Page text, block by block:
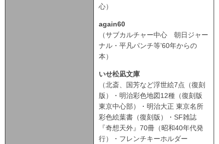
心）
again60
（サブカルチャー中心 朝日ジャー
ナル・平凡パンチ等’60年からの
本）
いせ松凪文庫
（北斎、国芳など浮世絵7点（復刻
版）・明治彩色地図12種（復刻版
東京中心部）・明治大正 東京名所
彩色絵葉書（復刻版）・SF雑誌
『奇想天外』70冊（昭和40年代発
行）・フレンチキーホルダー